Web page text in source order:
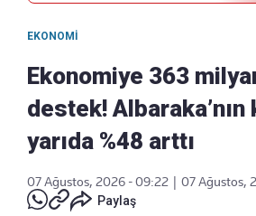
EKONOMI
Ekonomiye 363
destek! Albaraka’nın
yarıda %48 arttı
07 Ağustos, 2026 - 09:22
07 Ağustos,
Paylaş